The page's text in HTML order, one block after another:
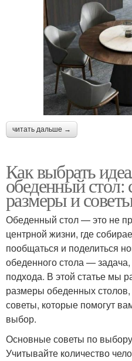
читать дальше →
Как выбрать
обеденный стол:
размеры и
Обеденный стол — это не
центрной жизни, где
пообщаться и поделиться
обеденного стола —
подхода. В этой статье мы
размеры обеденных
советы, которые помогут
выбор.
Основные советы по
Учитывайте количество